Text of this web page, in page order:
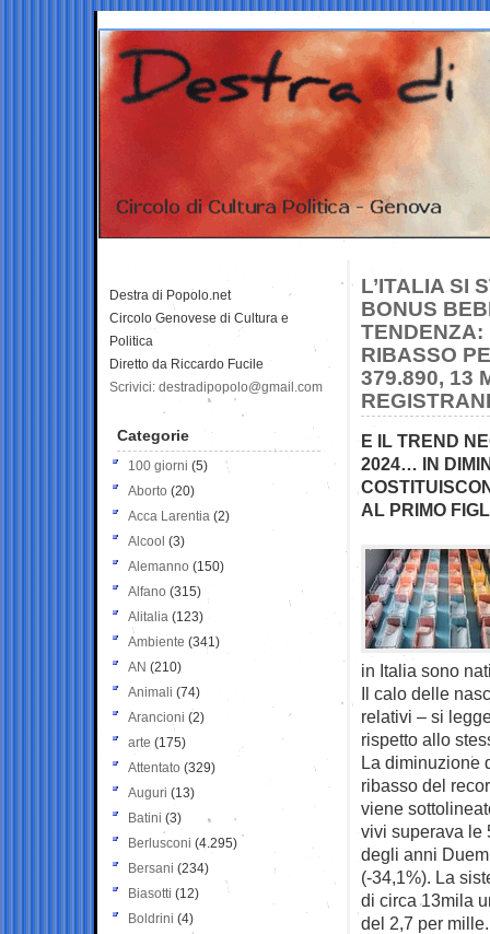
L’ITALIA SI
BONUS
TENDENZA:
RIBASSO
379.890, 13
E IL TREND
2024… IN
AL PRIMO
in Italia sono
Il calo delle
relativi – si
rispetto allo
La diminuzione
ribasso del
viene
vivi superava le
degli anni
(-34,1%). La
di circa 13mila
del 2,7 per mille.
Destra di Popolo.net
Circolo Genovese di Cultura e
Politica
Diretto da Riccardo Fucile
Scrivici: destradipopolo@gmail.com
Categorie
100 giorni (5)
Aborto (20)
Acca Larentia (2)
Alcool (3)
Alemanno (150)
Alfano (315)
Alitalia (123)
Ambiente (341)
AN (210)
Animali (74)
Arancioni (2)
arte (175)
Attentato (329)
Auguri (13)
Batini (3)
Berlusconi (4.295)
Bersani (234)
Biasotti (12)
Boldrini (4)